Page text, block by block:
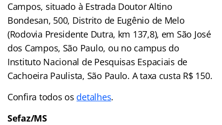
Campos, situado à Estrada Doutor Altino
Bondesan, 500, Distrito de Eugênio de Melo
(Rodovia Presidente Dutra, km 137,8), em São José
dos Campos, São Paulo, ou no campus do
Instituto Nacional de Pesquisas Espaciais de
Cachoeira Paulista, São Paulo. A taxa custa R$ 150.
Confira todos os detalhes.
Sefaz/MS